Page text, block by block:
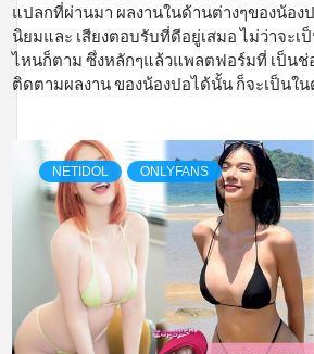
แปลกที่ผ่านมา ผลงานในด้านต่างๆของน้อง
นิยมและ เสียงตอบรับที่ดีอยู่เสมอ ไม่ว่าจะ
ไหนก็ตาม ซึ่งหลักๆแล้วแพลตฟอร์มที่ เป็นช่
ติดตามผลงาน ของน้องปอได้นั้น ก็จะเป็นใน
NETIDOL ONLYFANS